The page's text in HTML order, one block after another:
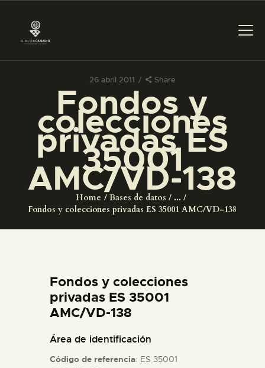
26 abril 2011 Share
Fondos y
colecciones
privadas ES
35001
AMC/VD-138
Home Bases de datos
...
Fondos y colecciones privadas ES 35001 AMC/VD-138
PREPARAR LA VISITA
ACTIVIDADES
█
EL MUSEO
DIDÁCTICA
ESPAÑOL
Fondos y colecciones
privadas ES 35001
AMC/VD-138
Área de identificación
Código de referencia: ES 35001